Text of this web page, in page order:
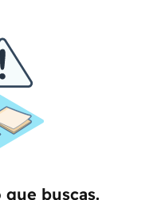
buscas.